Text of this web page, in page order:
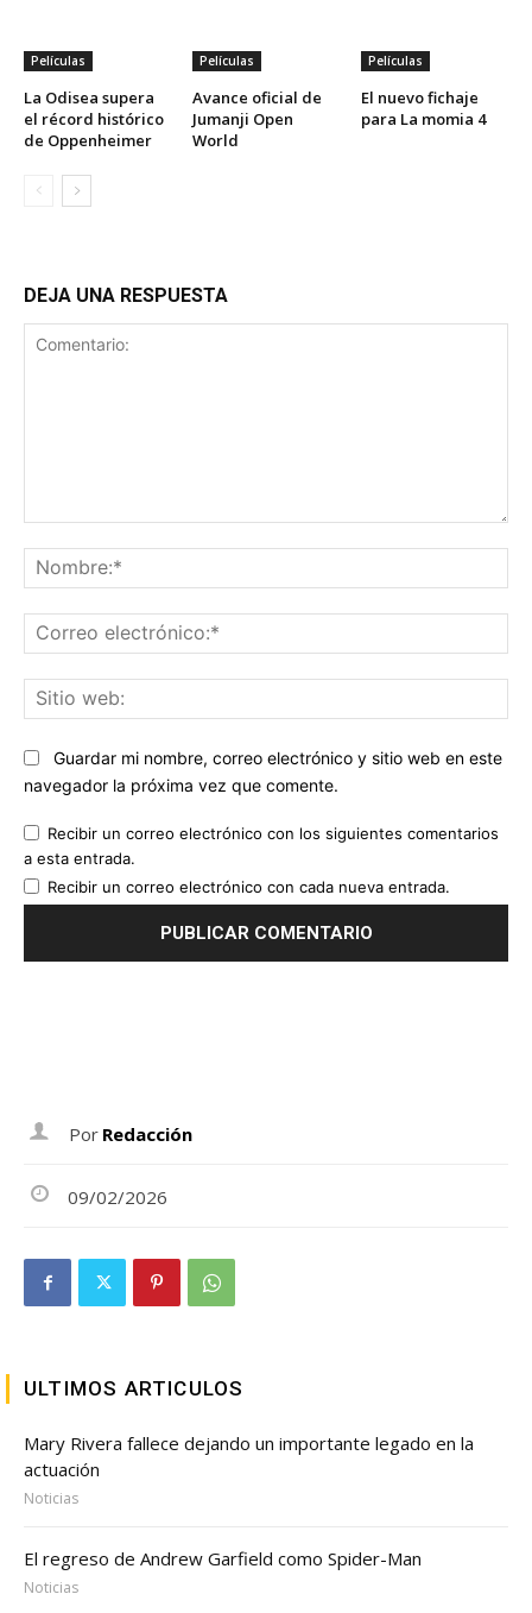
Películas
La Odisea supera
el récord histórico
de Oppenheimer
Películas
Avance oficial de
Jumanji Open
World
Películas
El nuevo fichaje
para La momia 4
DEJA UNA RESPUESTA
Guardar mi nombre, correo electrónico y sitio web en este
navegador la próxima vez que comente.
Recibir un correo electrónico con los siguientes comentarios
a esta entrada.
Recibir un correo electrónico con cada nueva entrada.
Por Redacción
09/02/2026
ULTIMOS ARTICULOS
Mary Rivera fallece dejando un importante legado en la
actuación
Noticias
El regreso de Andrew Garfield como Spider-Man
Noticias